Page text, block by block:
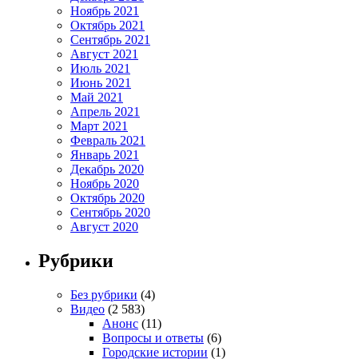
Ноябрь 2021
Октябрь 2021
Сентябрь 2021
Август 2021
Июль 2021
Июнь 2021
Май 2021
Апрель 2021
Март 2021
Февраль 2021
Январь 2021
Декабрь 2020
Ноябрь 2020
Октябрь 2020
Сентябрь 2020
Август 2020
Рубрики
Без рубрики (4)
Видео (2 583)
Анонс (11)
Вопросы и ответы (6)
Городские истории (1)